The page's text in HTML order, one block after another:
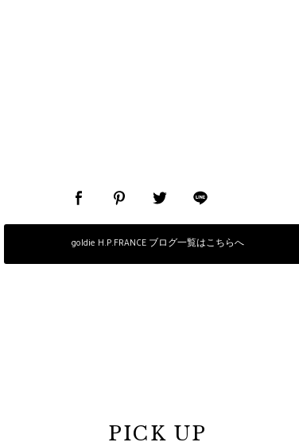
goldie H.P.FRANCE ブログ一覧はこちらへ
PICK UP